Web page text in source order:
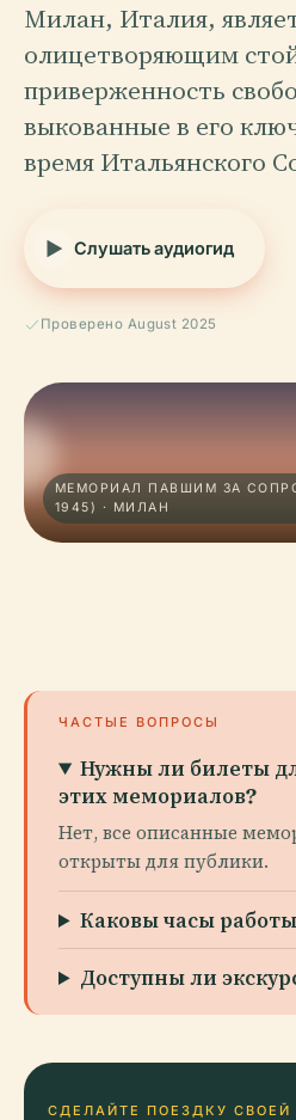
Милан, Италия,
олицетворяющим
приверженность
выкованные в его
время Итальянского
Слушать аудиогид
Проверено August 2025
МЕМОРИАЛ ПАВШИМ ЗА
1945) · МИЛАН
ЧАСТЫЕ ВОПРОСЫ
Нужны ли билеты
этих мемориалов?
Нет, все описанные
открыты для публики.
Каковы часы
Доступны ли
СДЕЛАЙТЕ ПОЕЗДКУ СВОЕЙ